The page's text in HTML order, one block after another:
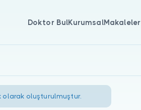
Doktor BulKurumsalMakaleler
olarak oluşturulmuştur.